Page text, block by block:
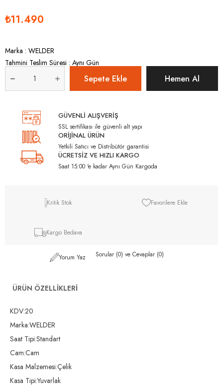
₺11.490
Marka : WELDER
Tahmini Teslim Süresi : Aynı Gün
GÜVENLİ ALIŞVERİŞ
SSL sertifikası ile güvenli alt yapı
ORİJİNAL ÜRÜN
Yetkili Satıcı ve Distribütör garantisi
ÜCRETSİZ VE HIZLI KARGO
Saat 15:00 'e kadar Aynı Gün Kargoda
Kritik Stok Favorilere Ekle
Kargo Bedava
Yorum Yaz Sorular (0) ve Cevaplar (0)
ÜRÜN ÖZELLIKLERI
KDV:20
Marka:WELDER
Saat Tipi:Standart
Cam:Cam
Kasa Malzemesi:Çelik
Kasa Tipi:Yuvarlak